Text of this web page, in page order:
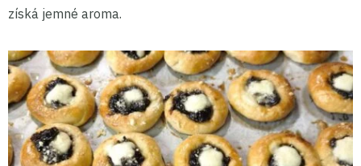
získá jemné aroma.